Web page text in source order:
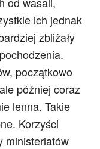
ich jednak
zbliżały
początkowo
później coraz
lenna. Takie
Korzyści
ministeriatów